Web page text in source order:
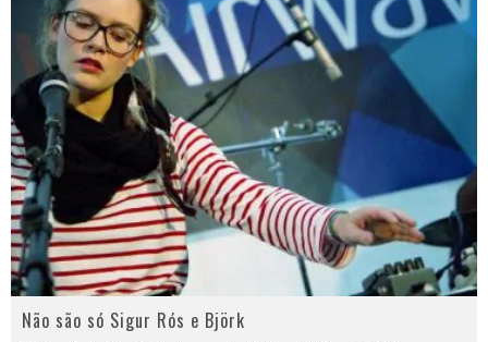
Não são só Sigur Rós e Björk